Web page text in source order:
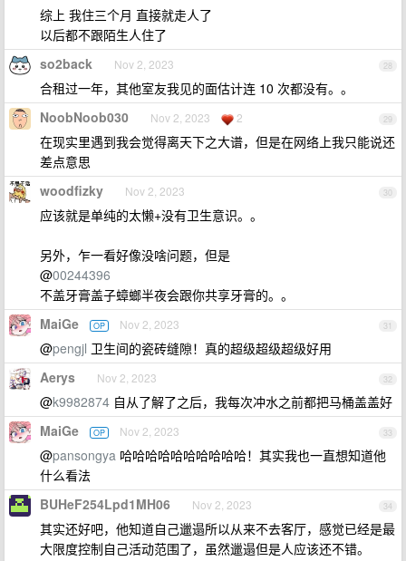
综上 我住三个月 直接就走人了
以后都不跟陌生人住了
28
so2back Nov 2, 2023
合租过一年，其他室友我见的面估计连 10 次都没有。。
29
NoobNoob030 Nov 2, 2023 2
在现实里遇到我会觉得离天下之大谱，但是在网络上我只能说还
差点意思
30
woodfizky Nov 2, 2023
应该就是单纯的太懒+没有卫生意识。。
另外，乍一看好像没啥问题，但是
@00244396
不盖牙膏盖子蟑螂半夜会跟你共享牙膏的。。
31
MaiGe OP Nov 2, 2023
@pengjl 卫生间的瓷砖缝隙！真的超级超级超级好用
32
Aerys Nov 2, 2023
@k9982874 自从了解了之后，我每次冲水之前都把马桶盖盖好
33
MaiGe OP Nov 2, 2023
@pansongya 哈哈哈哈哈哈哈哈哈哈！其实我也一直想知道他
什么看法
34
BUHeF254Lpd1MH06 Nov 2, 2023
其实还好吧，他知道自己邋遢所以从来不去客厅，感觉已经是最
大限度控制自己活动范围了，虽然邋遢但是人应该还不错。